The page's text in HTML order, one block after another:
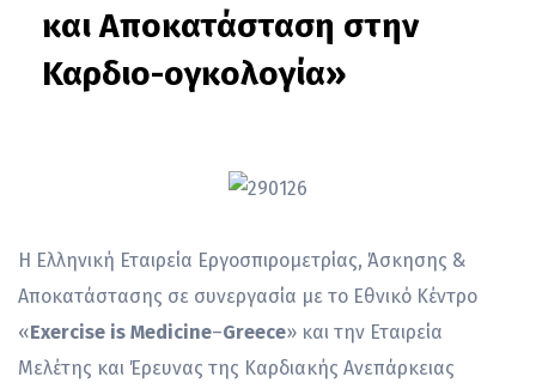
και Αποκατάσταση στην
Καρδιο-ογκολογία»
Η Ελληνική Εταιρεία Εργοσπιρομετρίας, Άσκησης &
Αποκατάστασης σε συνεργασία με το Εθνικό Κέντρο
«Exercise is Medicine–Greece» και την Εταιρεία
Μελέτης και Έρευνας της Καρδιακής Ανεπάρκειας